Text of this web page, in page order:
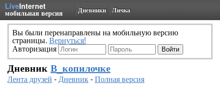
LiveInternet
мобильная версия Дневники Личка
Вы были перенаправлены на мобильную версию
страницы. Вернуться!
Авторизация
Дневник В_копилочке
Лента друзей -Дневник-Полная версия